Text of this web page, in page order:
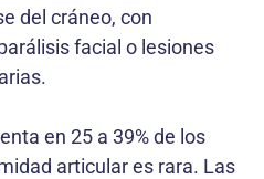
del cráneo, con
facial o lesiones
en 25 a 39% de los
articular es rara. Las